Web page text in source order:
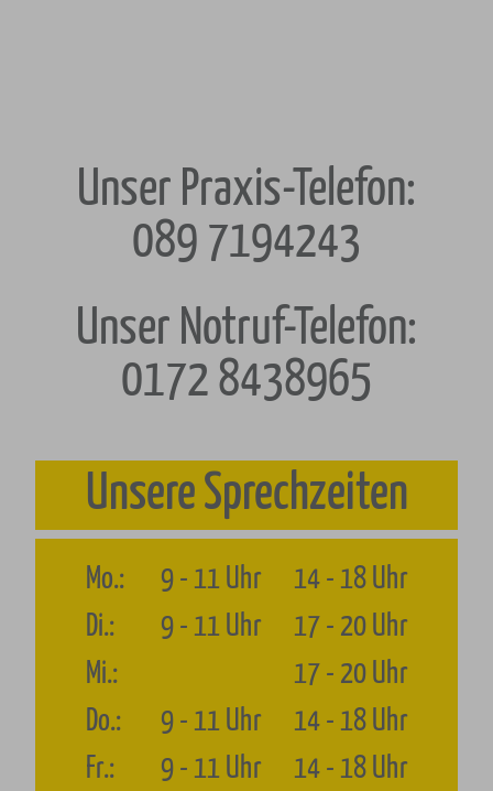
Unser Praxis-Telefon:
089 7194243
Unser Notruf-Telefon:
0172 8438965
Unsere Sprechzeiten
Mo.: 9 - 11 Uhr 14 - 18 Uhr
Di.:
9 - 11 Uhr 17 - 20 Uhr
Mi.:
17 - 20 Uhr
Do.:
9 - 11 Uhr 14 - 18 Uhr
Fr.:
9 - 11 Uhr 14 - 18 Uhr